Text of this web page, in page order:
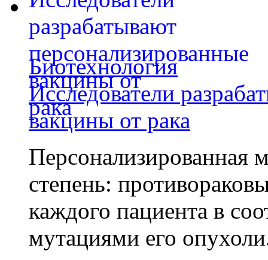
Биотехнология
Исследователи
вакцины от рака
Персонализированная
степень:
каждого пациента в
мутациями его